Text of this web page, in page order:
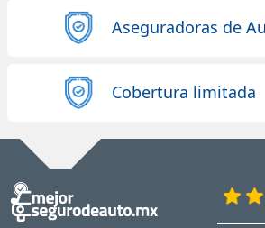
Aseguradoras de
Cobertura limitada